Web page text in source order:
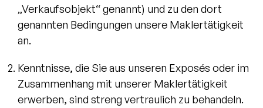
„Verkaufsobjekt“ genannt) und zu den dort
genannten Bedingungen unsere Maklertätigkeit
an.
Kenntnisse, die Sie aus unseren Exposés oder im
Zusammenhang mit unserer Maklertätigkeit
erwerben, sind streng vertraulich zu behandeln.